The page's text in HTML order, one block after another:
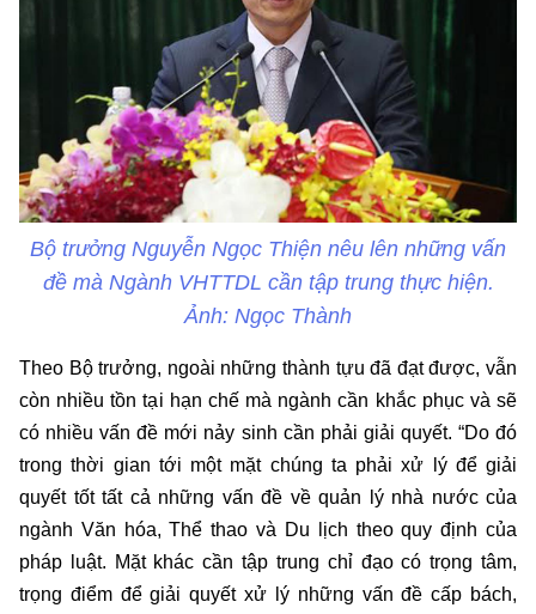
Bộ trưởng Nguyễn Ngọc Thiện nêu lên những vấn
đề mà Ngành VHTTDL cần tập trung thực hiện.
Ảnh: Ngọc Thành
Theo Bộ trưởng, ngoài những thành tựu đã đạt được, vẫn
còn nhiều tồn tại hạn chế mà ngành cần khắc phục và sẽ
có nhiều vấn đề mới nảy sinh cần phải giải quyết. “Do đó
trong thời gian tới một mặt chúng ta phải xử lý để giải
quyết tốt tất cả những vấn đề về quản lý nhà nước của
ngành Văn hóa, Thể thao và Du lịch theo quy định của
pháp luật. Mặt khác cần tập trung chỉ đạo có trọng tâm,
trọng điểm để giải quyết xử lý những vấn đề cấp bách,